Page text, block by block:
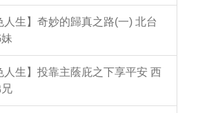
生】奇妙的歸真之路(一) 北台
人生】投靠主蔭庇之下享平安 西